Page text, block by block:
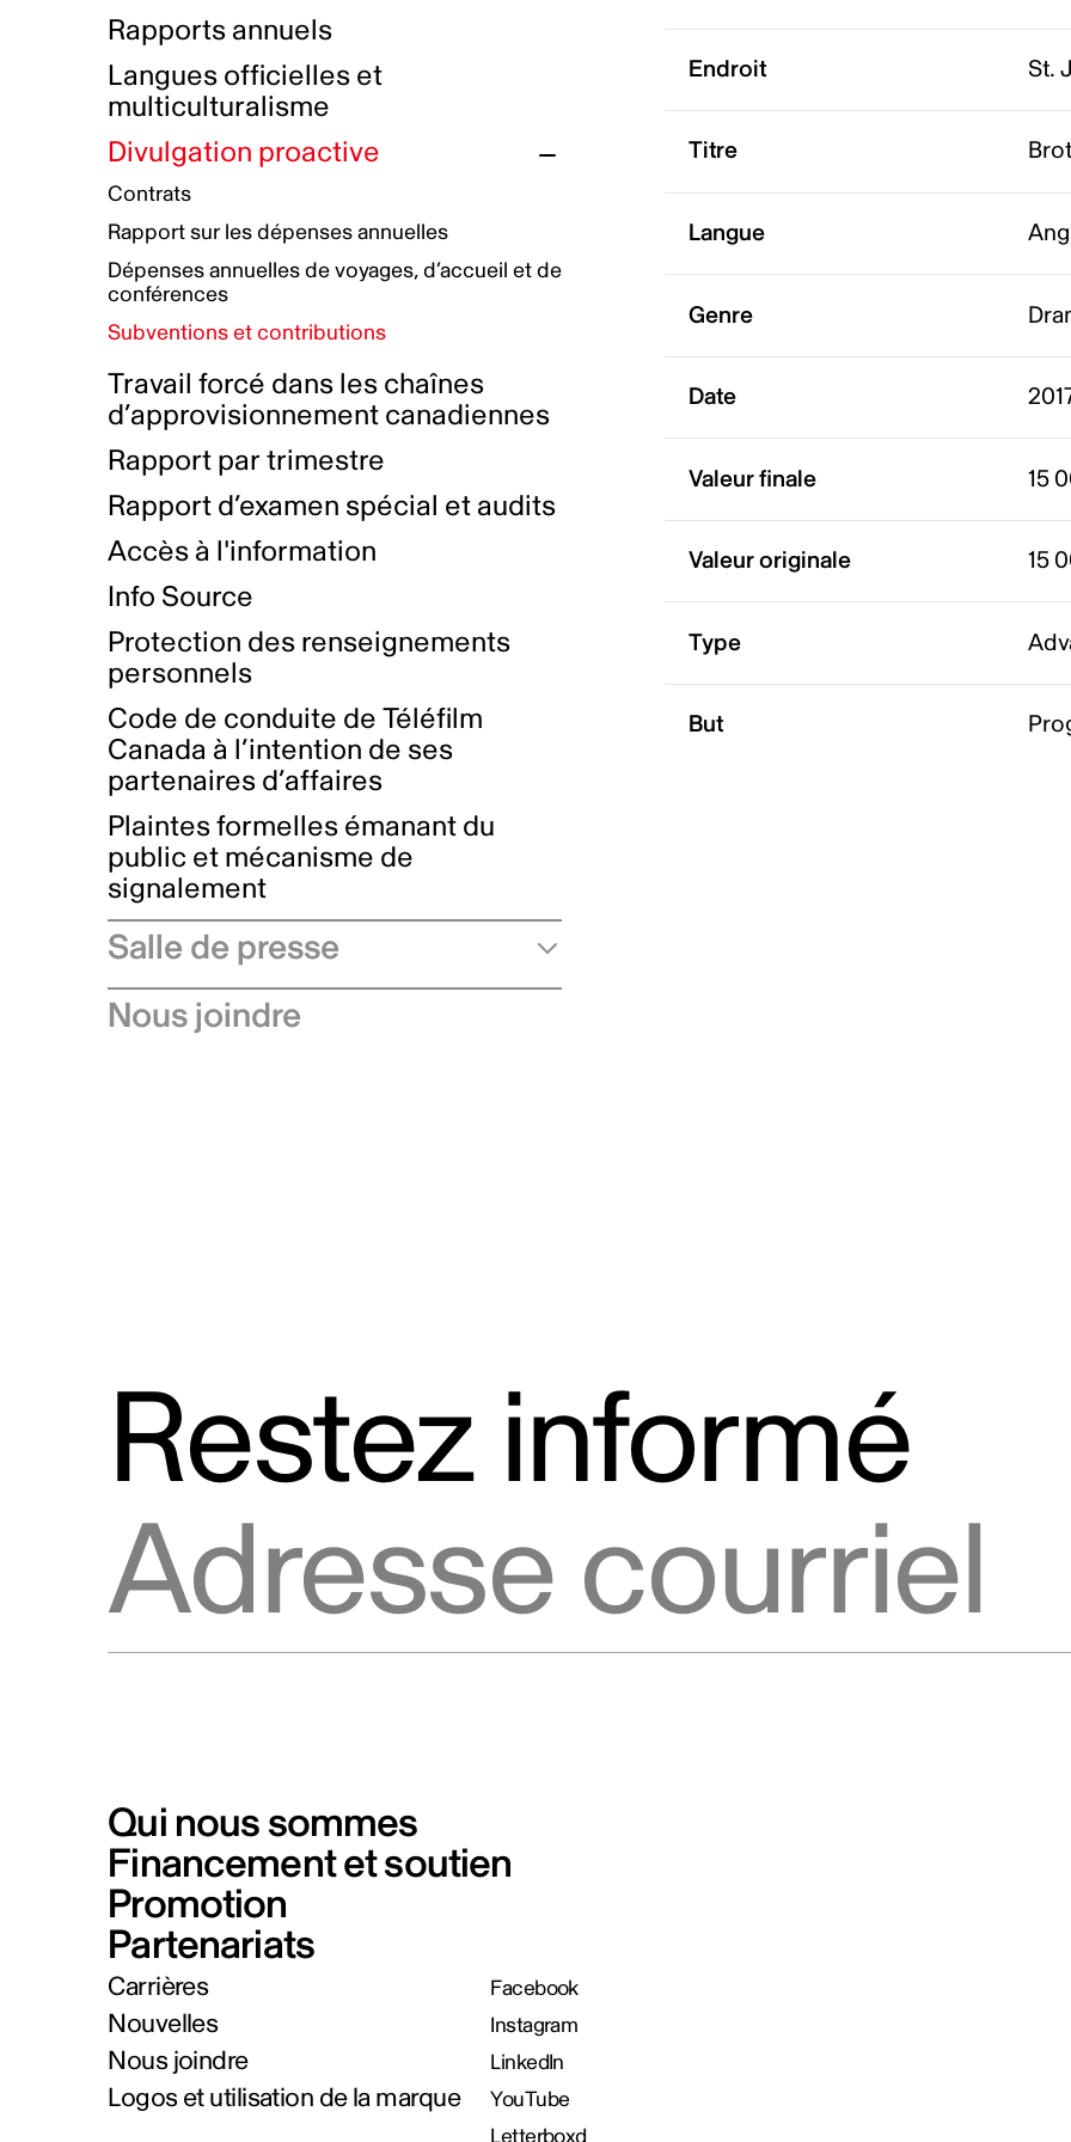
Initiatives autochtones
Plan de réconciliation autochtone
Groupe de travail autochtone
Principes directeurs sur le
harcèlement
Plan d’action pour la parité
Plan d'équité, de diversité,
d'inclusion et d'accessibilité
Boîte à outils pour le récit authentique
Collecte de données et l’auto-identification
Plan d'accessibilité
Rémunération et avantages
Prix et certifications
Nos valeurs d’entreprise
Rapports annuels
Langues officielles et
multiculturalisme
Divulgation proactive
Contrats
Rapport sur les dépenses annuelles
Dépenses annuelles de voyages, d’accueil et de
conférences
Subventions et contributions
Travail forcé dans les chaînes
d’approvisionnement canadiennes
Rapport par trimestre
Rapport d’examen spécial et audits
Accès à l'information
Info Source
Protection des renseignements
personnels
Code de conduite de Téléfilm
Canada à l’intention de ses
partenaires d’affaires
Plaintes formelles émanant du
public et mécanisme de
signalement
Salle de presse
Communiqués de presse
Nous joindre
Endroit St.
Titre
Langue
Genre
Date
Valeur finale 15
Valeur originale 15
Type
But
Restez informé
Qui nous sommes
Financement et soutien
Promotion
Partenariats
Carrières
Nouvelles
Nous joindre
Logos et utilisation de la marque
Facebook
Instagram
LinkedIn
YouTube
Letterboxd